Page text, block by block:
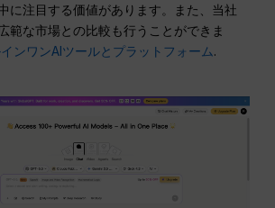
に注目する価値があります。また、当社
範な市場との比較も行うことができま
ンワンAIツールとプラットフォーム.